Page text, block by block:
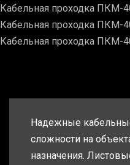
Кабельная проходка ПКМ-
Кабельная проходка ПКМ-
Кабельная проходка ПКМ-
Надежные
сложности на
назначения.